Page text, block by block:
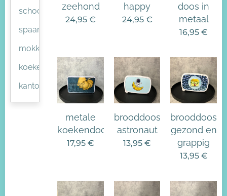
school
spaarpot
mokken
koekendoos
kantoor
zeehond
24,95 €
happy
24,95€
doos in
metaal
16,95 €
metale
koekendoos
17,95 €
brooddoos
astronaut
13,95 €
brooddoos
gezond en
grappig
13,95€